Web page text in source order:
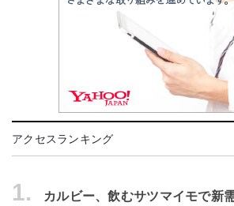
アクセスランキング
1.
カルビー、飲むサツマイモで新